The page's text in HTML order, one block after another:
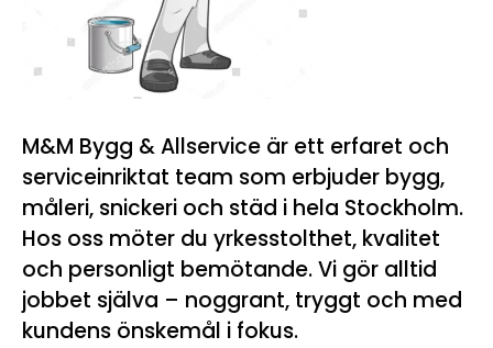
M&M Bygg & Allservice är ett erfaret och
serviceinriktat team som erbjuder bygg,
måleri, snickeri och städ i hela Stockholm.
Hos oss möter du yrkesstolthet, kvalitet
och personligt bemötande. Vi gör alltid
jobbet själva – noggrant, tryggt och med
kundens önskemål i fokus.